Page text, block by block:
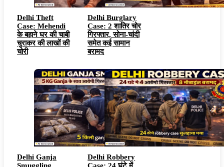
Delhi Theft
Case: Mehendi
के बहाने घर की चाबी
चुराकर की लाखों की
चोरी
Delhi Burglary
Case: 2 शातिर चोर
गिरफ्तार, सोना-चांदी
समेत कई सामान
बरामद
Delhi Ganja
Delhi Robbery